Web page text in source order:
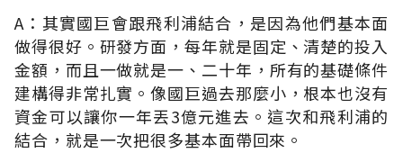
A：其實國巨會跟飛利浦結合，是因為他們基本面
做得很好。研發方面，每年就是固定、清楚的投入
金額，而且一做就是一、二十年，所有的基礎條件
建構得非常扎實。像國巨過去那麼小，根本也沒有
資金可以讓你一年丟3億元進去。這次和飛利浦的
結合，就是一次把很多基本面帶回來。